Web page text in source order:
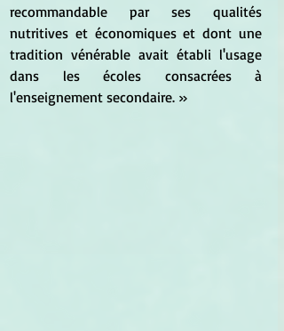
recommandable par ses qualités
nutritives et économiques et dont une
tradition vénérable avait établi l'usage
dans les écoles consacrées à
l'enseignement secondaire. »